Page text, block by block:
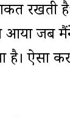
रखती
आया जब
है। ऐसा